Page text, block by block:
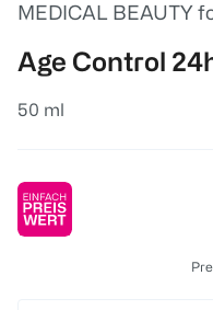
MEDICAL BEAUTY
Age Control
50 ml